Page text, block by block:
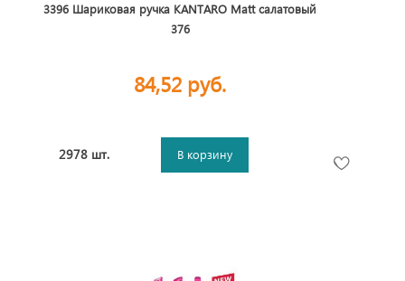
3396 Шариковая ручка KANTARO Matt салатовый
376
84,52 руб.
2978 шт. В корзину